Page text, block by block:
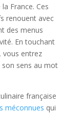
France. Ces
renouent avec
des menus
En touchant
vous entrez
sens au mot
française
méconnues qui